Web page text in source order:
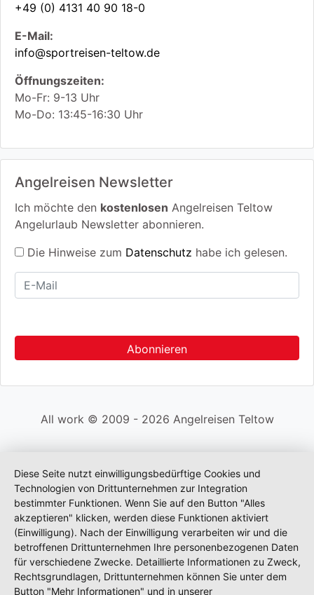
+49 (0) 4131 40 90 18-0
E-Mail:
info@sportreisen-teltow.de
Öffnungszeiten:
Mo-Fr: 9-13 Uhr
Mo-Do: 13:45-16:30 Uhr
Angelreisen Newsletter
Ich möchte den kostenlosen Angelreisen Teltow
Angelurlaub Newsletter abonnieren.
Die Hinweise zum Datenschutz habe ich gelesen.
All work © 2009 - 2026 Angelreisen Teltow
Diese Seite nutzt einwilligungsbedürftige Cookies und
Technologien von Drittunternehmen zur Integration
bestimmter Funktionen. Wenn Sie auf den Button "Alles
akzeptieren" klicken, werden diese Funktionen aktiviert
(Einwilligung). Nach der Einwilligung verarbeiten wir und die
betroffenen Drittunternehmen Ihre personenbezogenen Daten
für verschiedene Zwecke. Detaillierte Informationen zu Zweck,
Rechtsgrundlagen, Drittunternehmen können Sie unter dem
Button "Mehr Informationen" und in unserer